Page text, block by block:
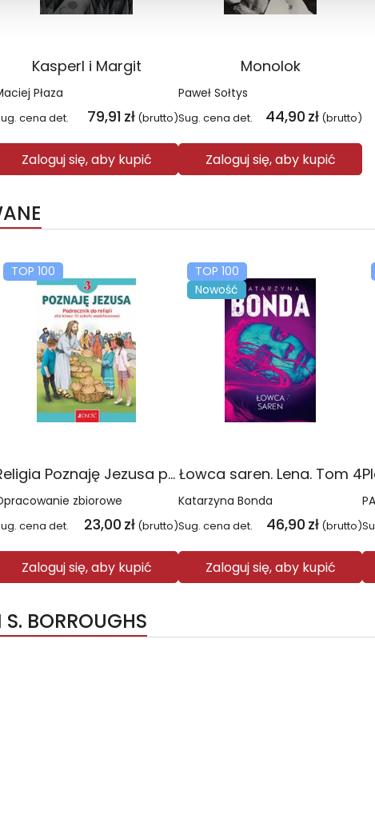
Kasperl i Margit
Płaza
cena det. 79,91 zł (brutto)
Zaloguj się, aby kupić
Monolok
Paweł Sołtys
Sug. cena det. 44,90 zł (brutto)
Zaloguj się, aby kupić
TOP 100
Religia Poznaję Jezusa podręcznik dla klasy 3 szkoły podstawowej
zbiorowe
cena det. 23,00 zł (brutto)
Zaloguj się, aby kupić
TOP 100
Nowość
Łowca saren. Lena. Tom 4
Katarzyna Bonda
Sug. cena det. 46,90 zł (brutto)
Zaloguj się, aby kupić
BORROUGHS